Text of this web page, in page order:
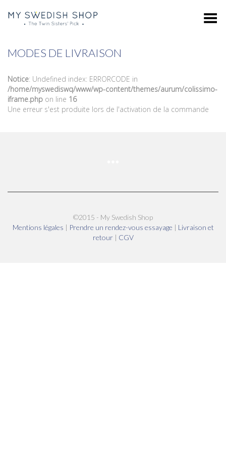
Toggle Menu
MODES DE LIVRAISON
Notice: Undefined index: ERRORCODE in
/home/myswediswq/www/wp-content/themes/aurum/colissimo-
iframe.php on line 16
Une erreur s'est produite lors de l'activation de la commande
©2015 - My Swedish Shop
Mentions légales | Prendre un rendez-vous essayage | Livraison et
retour | CGV